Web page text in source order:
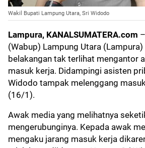
Wakil Bupati Lampung Utara, Sri Widodo
Lampura, KANALSUMATERA.com
(Wabup) Lampung Utara
belakangan tak terlihat mengantor
masuk kerja. Didampingi asisten
Widodo tampak melenggang
(16/1).
Awak media yang melihatnya
mengerubunginya. Kepada awak
mengaku jarang masuk kerja